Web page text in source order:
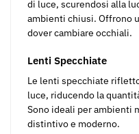
di luce, scurendosi alla
ambienti chiusi. Offrono
dover cambiare occhiali.
Lenti Specchiate
Le lenti specchiate riflettono una maggiore quantità di
luce, riducendo la
Sono ideali per ambienti
distintivo e moderno.